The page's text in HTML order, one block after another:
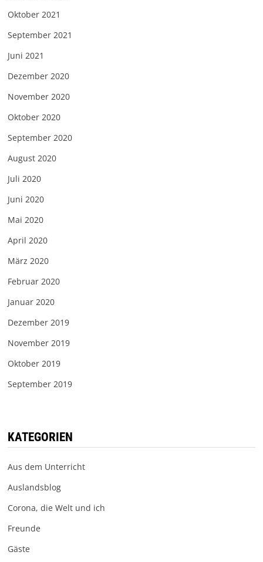
Oktober 2021
September 2021
Juni 2021
Dezember 2020
November 2020
Oktober 2020
September 2020
August 2020
Juli 2020
Juni 2020
Mai 2020
April 2020
März 2020
Februar 2020
Januar 2020
Dezember 2019
November 2019
Oktober 2019
September 2019
KATEGORIEN
Aus dem Unterricht
Auslandsblog
Corona, die Welt und ich
Freunde
Gäste